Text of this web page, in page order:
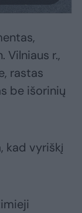
Vilniaus r.,
rastas
be išorinių
kad vyriškį